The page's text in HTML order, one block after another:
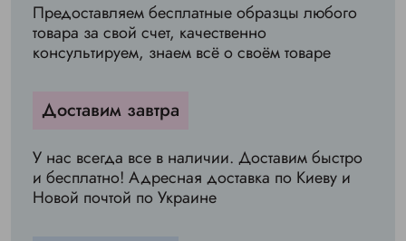
Предоставляем бесплатные образцы любого
товара за свой счет, качественно
консультируем, знаем всё о своём товаре
Доставим завтра
У нас всегда все в наличии. Доставим быстро
и бесплатно! Адресная доставка по Киеву и
Новой почтой по Украине